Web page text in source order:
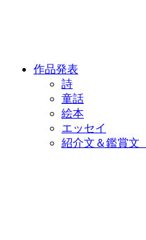
作品発表
詩
童話
絵本
エッセイ
紹介文＆鑑賞文